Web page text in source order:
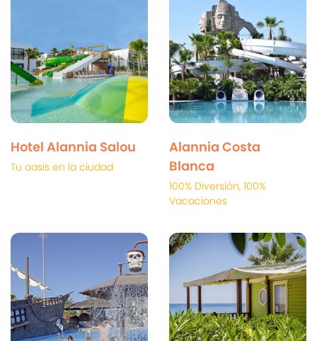
Hotel Alannia Salou
Tu oasis en la ciudad
Alannia Costa
Blanca
100% Diversión, 100%
Vacaciones